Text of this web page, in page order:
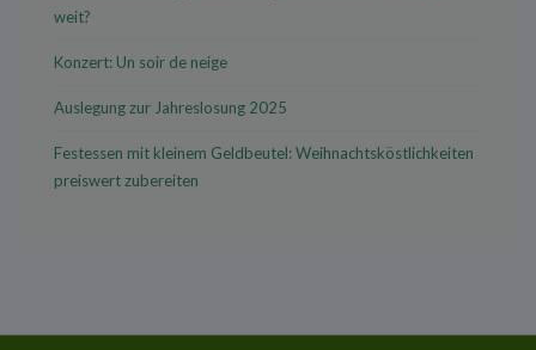
weit?
Konzert: Un soir de neige
Auslegung zur Jahreslosung 2025
Festessen mit kleinem Geldbeutel: Weihnachtsköstlichkeiten
preiswert zubereiten